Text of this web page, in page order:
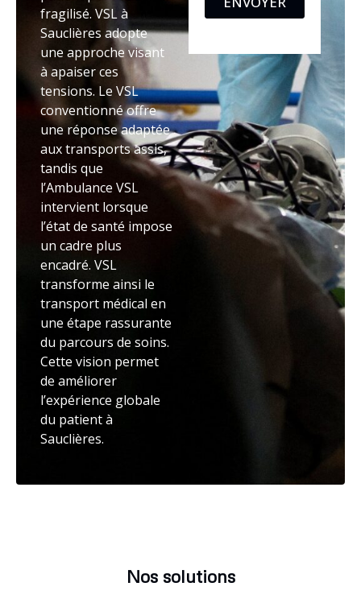
fragilisé. VSL à
Sauclières adopte
une approche visant
à apaiser ces
tensions. Le VSL
conventionné offre
une réponse adaptée
aux transports assis,
tandis que
l’Ambulance VSL
intervient lorsque
l’état de santé impose
un cadre plus
encadré. VSL
transforme ainsi le
transport médical en
une étape rassurante
du parcours de soins.
Cette vision permet
de améliorer
l’expérience globale
du patient à
Sauclières.
Nos solutions